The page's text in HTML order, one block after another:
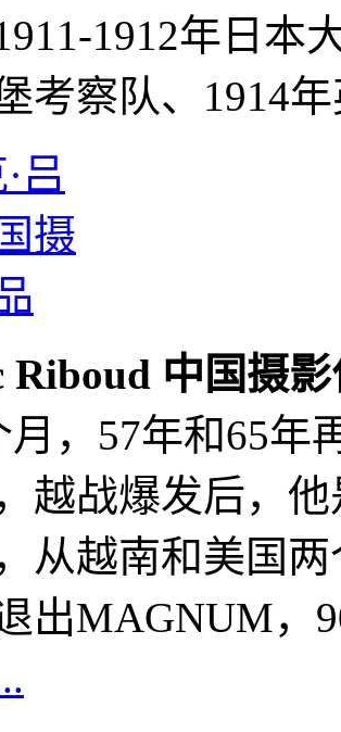
1912年日本
考察队、1914
Riboud 中国摄
月，57年和65年
越战爆发后，
从越南和美国
出MAGNUM，